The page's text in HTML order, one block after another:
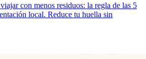
con menos residuos: la regla de las 5
local. Reduce tu huella sin